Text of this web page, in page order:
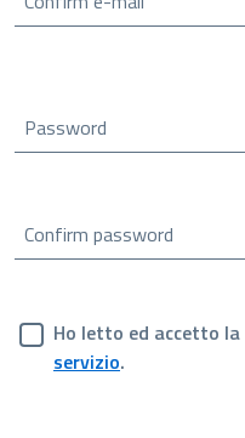
Password
Confirm password
Ho letto ed accetto la
servizio.